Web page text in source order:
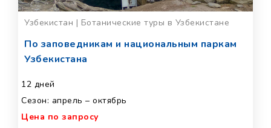
Узбекистан | Ботанические туры в Узбекистане
По заповедникам и национальным паркам
Узбекистана
12 дней
Сезон: апрель – октябрь
Цена по запросу